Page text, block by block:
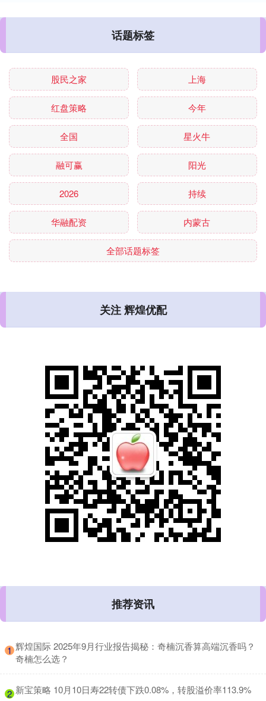
话题标签
股民之家 上海
红盘策略 今年
全国 星火牛
融可赢 阳光
2026 持续
华融配资 内蒙古
全部话题标签
关注 辉煌优配
推荐资讯
1 ​辉煌国际 2025年9月行业报告揭秘：奇楠沉香算高端沉香吗？
奇楠怎么选？
2 ​新宝策略 10月10日寿22转债下跌0.08%，转股溢价率113.9%